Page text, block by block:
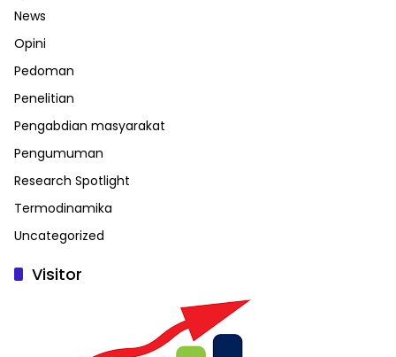
News
Opini
Pedoman
Penelitian
Pengabdian masyarakat
Pengumuman
Research Spotlight
Termodinamika
Uncategorized
Visitor